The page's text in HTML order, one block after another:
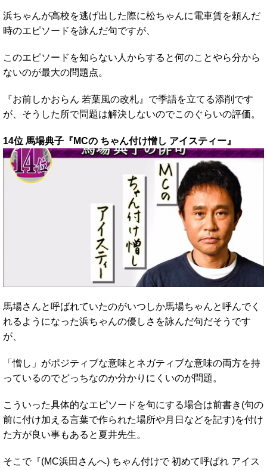
浜ちゃんが高校を逃げ出した際に松ちゃんに電車賃を頼んだ
時のエピソードを詠んだ句ですが、
このエピソードを知らない人からすると何のことやら分から
ないのが最大の問題点。
『お前しかおらん 若葉風の改札』で季語を立てる添削です
が、そうした所で問題は解決しないのでこのぐらいの評価。
14位 馬場典子『MCの ちゃん付け憎し アイスティー』
馬場さんと呼ばれていたのがいつしか馬場ちゃんと呼んでく
れるようになった浜ちゃんの優しさを詠んだ句だそうです
が、
「憎し」がポジティブな意味とネガティブな意味の両方を持
っているのでどっちなのか分かりにくいのが問題。
こういった具体的なエピソードを句にする場合は前書き(句の
前に付け加える言葉で作られた場所や月日などを記す)を付け
た方が良い事もあると夏井先生。
そこで『(MC浜田さんへ) ちゃん付けで 初めて呼ばれ アイス